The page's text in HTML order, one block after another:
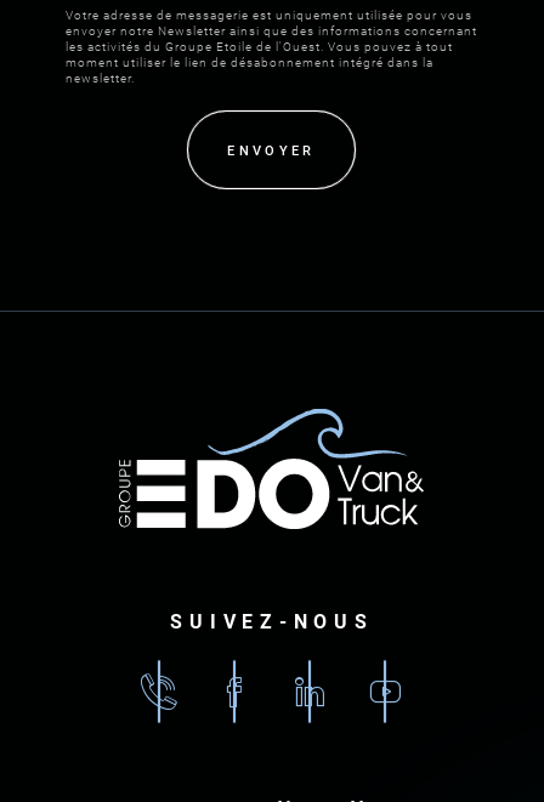
Votre adresse de messagerie est uniquement utilisée pour vous
envoyer notre Newsletter ainsi que des informations concernant
les activités du Groupe Etoile de l'Ouest. Vous pouvez à tout
moment utiliser le lien de désabonnement intégré dans la
newsletter.
ENVOYER
SUIVEZ-NOUS
02
FacebookLinkedinYoutube